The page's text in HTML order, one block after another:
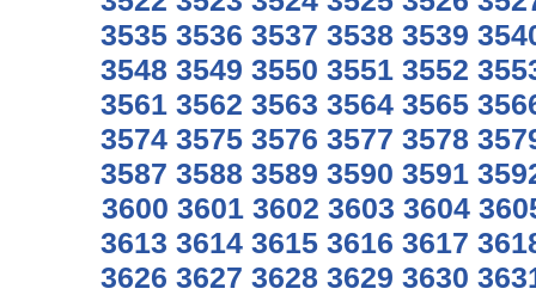
3535 3536 3537 3538 3539
3548 3549 3550 3551 3552
3561 3562 3563 3564 3565
3574 3575 3576 3577 3578
3587 3588 3589 3590 3591
3600 3601 3602 3603 3604
3613 3614 3615 3616 3617
3626 3627 3628 3629 3630